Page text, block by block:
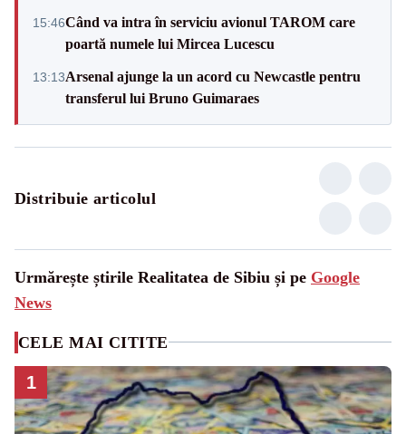
15:46Când va intra în serviciu avionul TAROM care
poartă numele lui Mircea Lucescu
13:13Arsenal ajunge la un acord cu Newcastle pentru
transferul lui Bruno Guimaraes
Distribuie articolul
Urmărește știrile Realitatea de Sibiu și pe Google
News
CELE MAI CITITE
1